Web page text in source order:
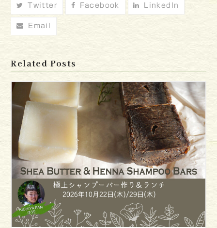
Twitter Facebook LinkedIn
Email
Related Posts